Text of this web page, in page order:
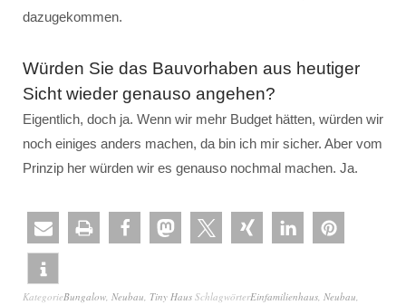
dazugekommen.
Würden Sie das Bauvorhaben aus heutiger
Sicht wieder genauso angehen?
Eigentlich, doch ja. Wenn wir mehr Budget hätten, würden wir
noch einiges anders machen, da bin ich mir sicher. Aber vom
Prinzip her würden wir es genauso nochmal machen. Ja.
KategorieBungalow, Neubau, Tiny Haus SchlagwörterEinfamilienhaus, Neubau,